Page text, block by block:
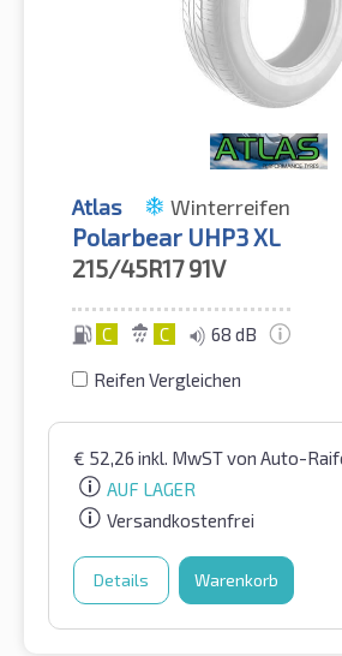
Atlas Winterreifen
Polarbear UHP3 XL
215/45R17 91V
C C 68 dB
Reifen Vergleichen
€ 52,26 inkl. MwSTvon Auto-
AUF LAGER
Versandkostenfrei
Details Warenkorb